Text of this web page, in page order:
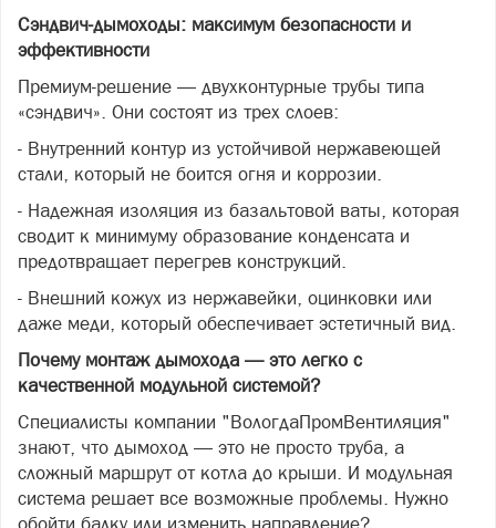
Сэндвич-дымоходы: максимум безопасности и
эффективности
Премиум-решение — двухконтурные трубы типа
«сэндвич». Они состоят из трех слоев:
- Внутренний контур из устойчивой нержавеющей
стали, который не боится огня и коррозии.
- Надежная изоляция из базальтовой ваты, которая
сводит к минимуму образование конденсата и
предотвращает перегрев конструкций.
- Внешний кожух из нержавейки, оцинковки или
даже меди, который обеспечивает эстетичный вид.
Почему монтаж дымохода — это легко с
качественной модульной системой?
Специалисты компании "ВологдаПромВентиляция"
знают, что дымоход — это не просто труба, а
сложный маршрут от котла до крыши. И модульная
система решает все возможные проблемы. Нужно
обойти балку или изменить направление?